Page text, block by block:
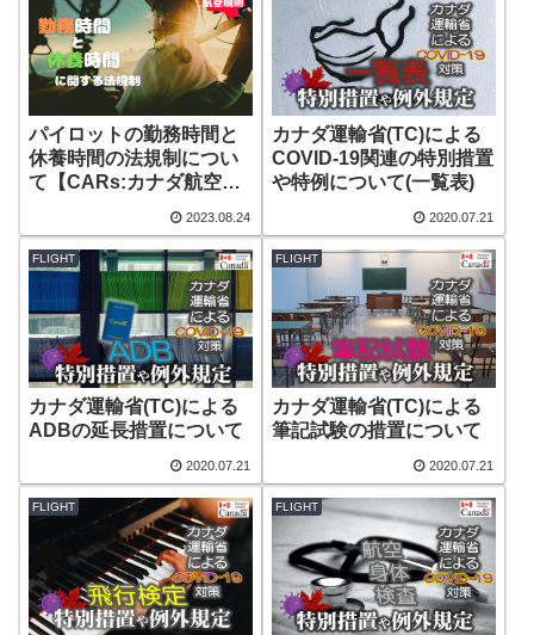
パイロットの勤務時間と
休養時間の法規制につい
て【CARs:カナダ航空法
2023.08.24
カナダ運輸省(TC)による
COVID-19関連の特別措置
や特例について(一覧表)
2020.07.21
FLIGHT
カナダ運輸省(TC)による
ADBの延長措置について
2020.07.21
FLIGHT
カナダ運輸省(TC)による
筆記試験の措置について
2020.07.21
FLIGHT FLIGHT